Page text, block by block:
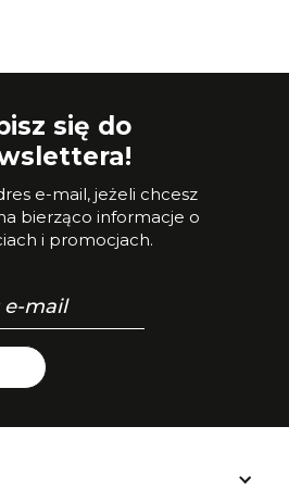
się do
e-mail, jeżeli chcesz
bierząco informacje o
i promocjach.